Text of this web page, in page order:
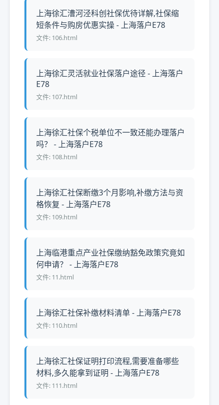
上海徐汇漕河泾科创社保优待详解,社保缩
短条件与购房优惠实操 - 上海落户E78
文件: 106.html
上海徐汇灵活就业社保落户途径 - 上海落户
E78
文件: 107.html
上海徐汇社保个税单位不一致还能办理落户
吗？ - 上海落户E78
文件: 108.html
上海徐汇社保断缴3个月影响,补缴方法与资
格恢复 - 上海落户E78
文件: 109.html
上海临港重点产业社保缴纳豁免政策究竟如
何申请？ - 上海落户E78
文件: 11.html
上海徐汇社保补缴材料清单 - 上海落户E78
文件: 110.html
上海徐汇社保证明打印流程,需要准备哪些
材料,多久能拿到证明 - 上海落户E78
文件: 111.html